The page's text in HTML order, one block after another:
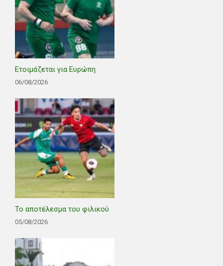
Ετοιμάζεται για Ευρώπη
06/08/2026
Το αποτέλεσμα του φιλικού
05/08/2026